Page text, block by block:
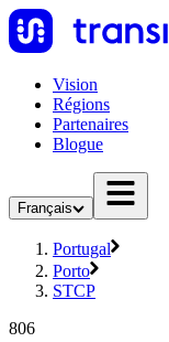
Vision
Régions
Partenaires
Blogue
Français
Portugal
Porto
STCP
806